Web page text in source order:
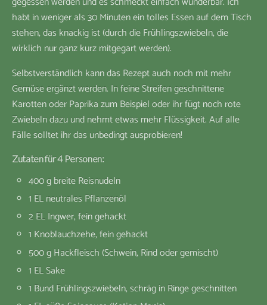
habt in weniger als 30 Minuten ein tolles Essen auf dem Tisch
stehen, das knackig ist (durch die Frühlingszwiebeln, die
wirklich nur ganz kurz mitgegart werden).
Selbstverständlich kann das Rezept auch noch mit mehr
Gemüse ergänzt werden. In feine Streifen geschnittene
Karotten oder Paprika zum Beispiel oder ihr fügt noch rote
Zwiebeln dazu und nehmt etwas mehr Flüssigkeit. Auf alle
Fälle solltet ihr das unbedingt ausprobieren!
Zutaten für 4 Personen:
400 g breite Reisnudeln
1 EL neutrales Pflanzenöl
2 EL Ingwer, fein gehackt
1 Knoblauchzehe, fein gehackt
500 g Hackfleisch (Schwein, Rind oder gemischt)
1 EL Sake
1 Bund Frühlingszwiebeln, schräg in Ringe geschnitten